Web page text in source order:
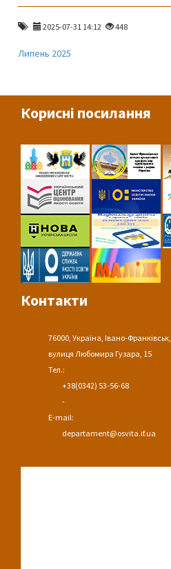
2025-07-31 14:12 448
Липень 2025
Корисні посилання
Контакти
76000, Україна, Івано-Франківськ,
вулиця Любомира Гузара, 15
Тел.:
+38(0342) 53-56-68
-
E-mail:
departament@osvita.if.ua